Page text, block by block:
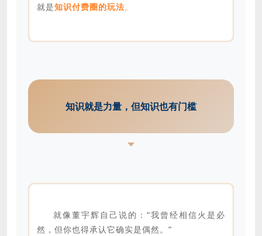
就是知识付费圈的玩法。
知识就是力量，但知识也有门槛
就像董宇辉自己说的：“我曾经相信火是必
然，但你也得承认它确实是偶然。”